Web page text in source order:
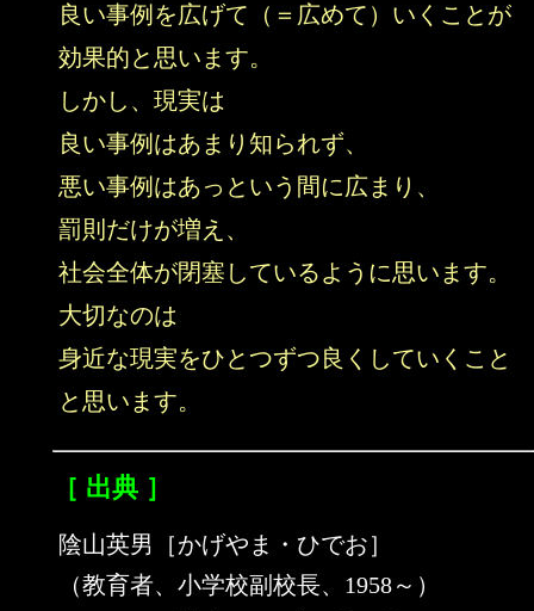
良い事例を広げて（＝広めて）いくことが
効果的と思います。
しかし、現実は
良い事例はあまり知られず、
悪い事例はあっという間に広まり、
罰則だけが増え、
社会全体が閉塞しているように思います。
大切なのは
身近な現実をひとつずつ良くしていくこと
と思います。
［ 出典 ］
陰山英男［かげやま・ひでお］
（教育者、小学校副校長、1958～）